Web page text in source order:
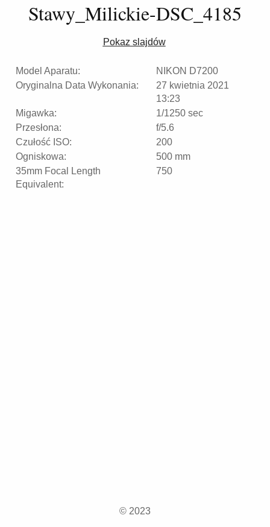
Stawy_Milickie-DSC_4185
Pokaz slajdów
Model Aparatu:
NIKON D7200
Oryginalna Data Wykonania:
27 kwietnia 2021
13:23
Migawka:
1/1250 sec
Przesłona:
f/5.6
Czułość ISO:
200
Ogniskowa:
500 mm
35mm Focal Length
Equivalent:
750
© 2023